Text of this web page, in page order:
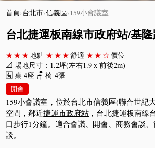
首頁›台北市›信義區› 159小會議室
台北捷運板南線市政府站/基
★★★地點 ★★★舒適 ★★☆價位
📐 場地尺寸：1.2坪(左右1.9 x 前後2m)
🈶 桌 4座 🪑 椅 4張
開會
159小會議室，位於台北市信義區(聯合世紀
空間，鄰近捷運市政府站 ，台北捷運板南線
口步行1分鐘。適合會議、開會、商務會談
談。